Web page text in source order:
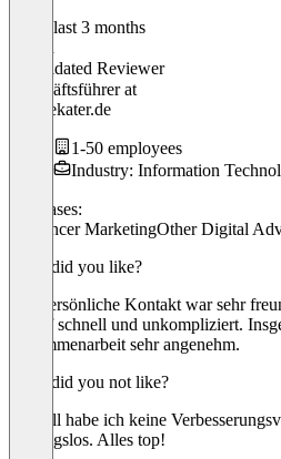
In the last 3 months
Validated Reviewer
Geschäftsführerat
Mietzekater.de
1-50 employees
Industry: Information
Use cases:
Influencer MarketingOther Digital
What did you like?
Der persönliche Kontakt war sehr
verlief schnell und unkompliziert.
Zusammenarbeit sehr angenehm.
What did you not like?
Aktuell habe ich keine
reibungslos. Alles top!